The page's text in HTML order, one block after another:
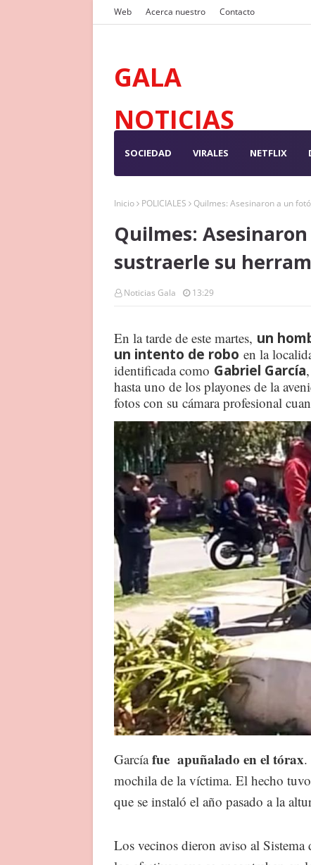
Web Acerca nuestro Contacto
GALA
NOTICIAS
SOCIEDAD VIRALES NETFLIX
Inicio POLICIALES Quilmes: Asesinaron a un
Quilmes:
sustraerle su
Noticias Gala 13:29
En la tarde de este martes, un
un intento de robo en la
identificada como Gabriel García
hasta uno de los playones de la
fotos con su cámara profesional
Garcíafue apuñalado en el tórax.
mochila de la víctima. El hecho
que se instaló el año pasado a la
Los vecinos dieron aviso al